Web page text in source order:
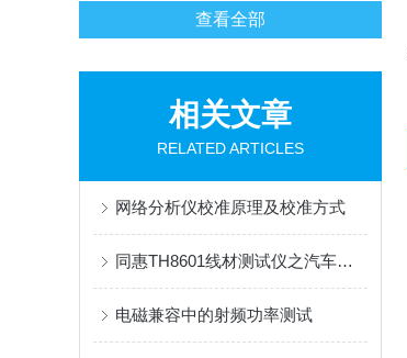
查看全部
相关文章
RELATED ARTICLES
网络分析仪校准原理及校准方式
同惠TH8601线材测试仪之汽车连接器应用案例
电磁兼容中的射频功率测试